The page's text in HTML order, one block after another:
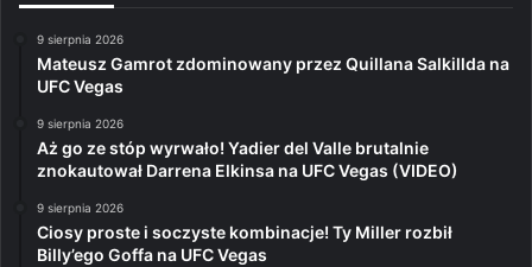
9 sierpnia 2026
Mateusz Gamrot zdominowany przez Quillana Salkillda na
UFC Vegas
9 sierpnia 2026
Aż go ze stóp wyrwało! Yadier del Valle brutalnie
znokautował Darrena Elkinsa na UFC Vegas (VIDEO)
9 sierpnia 2026
Ciosy proste i soczyste kombinacje! Ty Miller rozbił
Billy’ego Goffa na UFC Vegas